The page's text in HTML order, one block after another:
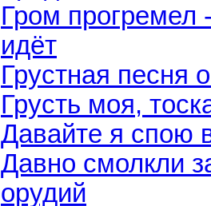
Гром прогремел
идёт
Грустная песня
Грусть моя,
Давайте я спою
Давно смолкли
орудий